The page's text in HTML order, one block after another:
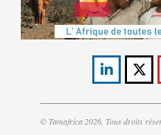
© Tamafrica 2026. Tous droits